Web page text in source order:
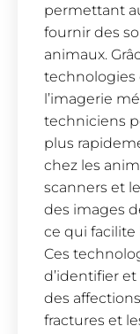
permettant
fournir des
animaux.
technologies
l’imagerie
techniciens
plus
chez les
scanners et
des images
ce qui facilite
Ces
d’identifier
des
fractures et